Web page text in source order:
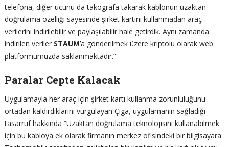
telefona, diğer ucunu da takografa takarak kablonun uzaktan
doğrulama özelliği sayesinde şirket kartını kullanmadan araç
verilerini indirilebilir ve paylaşılabilir hale getirdik. Aynı zamanda
indirilen veriler STAUM’a gönderilmek üzere kriptolu olarak web
platformumuzda saklanmaktadır.”
Paralar Cepte Kalacak
Uygulamayla her araç için şirket kartı kullanma zorunluluğunu
ortadan kaldırdıklarını vurgulayan Çiga, uygulamanın sağladığı
tasarruf hakkında “Uzaktan doğrulama teknolojisini kullanabilmek
için bu kabloya ek olarak firmanın merkez ofisindeki bir bilgisayara